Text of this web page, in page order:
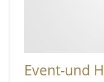
Event-und